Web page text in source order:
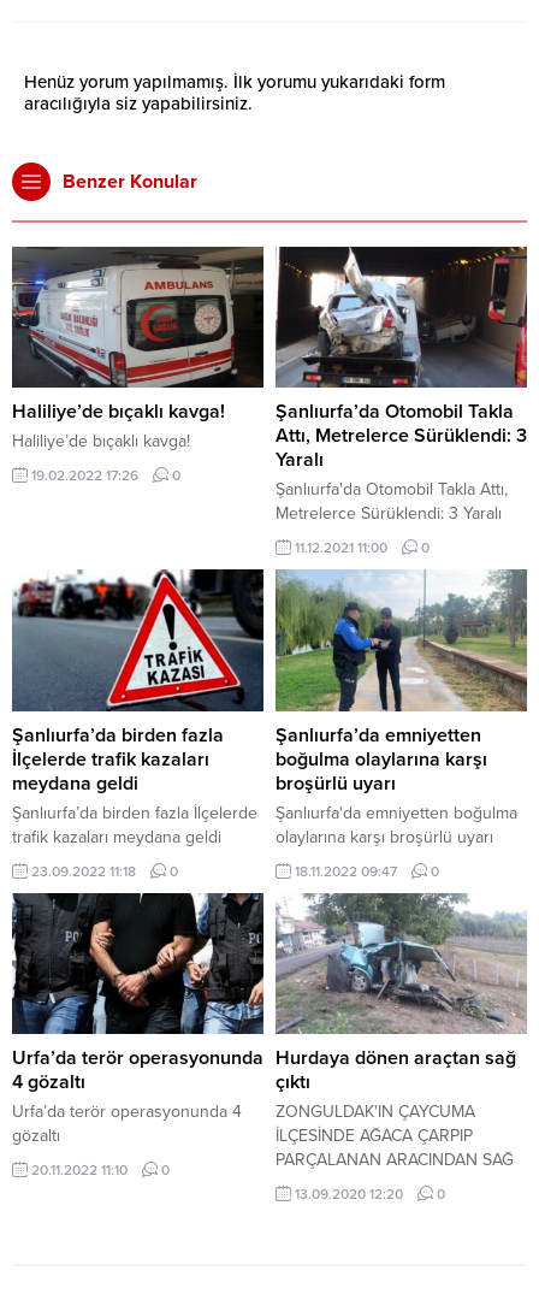
Henüz yorum yapılmamış. İlk yorumu yukarıdaki form
aracılığıyla siz yapabilirsiniz.
Benzer Konular
Haliliye’de bıçaklı kavga!
Haliliye’de bıçaklı kavga!
19.02.2022 17:26 0
Şanlıurfa’da Otomobil Takla
Attı, Metrelerce Sürüklendi: 3
Yaralı
Şanlıurfa'da Otomobil Takla Attı,
Metrelerce Sürüklendi: 3 Yaralı
11.12.2021 11:00 0
Şanlıurfa’da birden fazla
İlçelerde trafik kazaları
meydana geldi
Şanlıurfa’da birden fazla İlçelerde
trafik kazaları meydana geldi
23.09.2022 11:18 0
Şanlıurfa’da emniyetten
boğulma olaylarına karşı
broşürlü uyarı
Şanlıurfa'da emniyetten boğulma
olaylarına karşı broşürlü uyarı
18.11.2022 09:47 0
Urfa’da terör operasyonunda
4 gözaltı
Urfa’da terör operasyonunda 4
gözaltı
20.11.2022 11:10 0
Hurdaya dönen araçtan sağ
çıktı
ZONGULDAK'IN ÇAYCUMA
İLÇESİNDE AĞACA ÇARPIP
PARÇALANAN ARACINDAN SAĞ
ÇIKTI. MEYDANA GELEN KAZADA
13.09.2020 12:20 0